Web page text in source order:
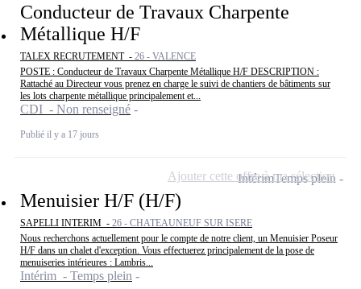
Conducteur de Travaux Charpente
Métallique H/F
TALEX RECRUTEMENT - 26 - VALENCE
POSTE : Conducteur de Travaux Charpente Métallique H/F DESCRIPTION :
Rattaché au Directeur vous prenez en charge le suivi de chantiers de bâtiments sur
les lots charpente métallique principalement et...
CDI - Non renseigné
Publié il y a 17 jours
Menuisier H/F (H/F)
SAPELLI INTERIM - 26 - CHATEAUNEUF SUR ISERE
Nous recherchons actuellement pour le compte de notre client, un Menuisier Poseur
H/F dans un chalet d'exception. Vous effectuerez principalement de la pose de
menuiseries intérieures : Lambris...
Intérim - Temps plein
IntérimTemps plein
Ajouter cette offre à ma sélection